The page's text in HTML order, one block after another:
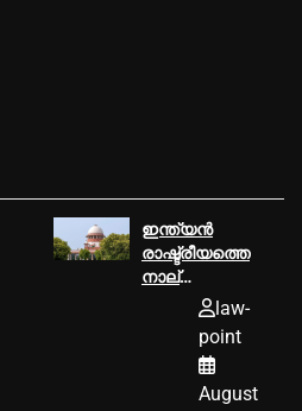
ഇന്ത്യൻ
രാഷ്ട്രീയത്തെ
നാല്
പതിറ്റാണ്ടോളം
ബോഫോഴ്‌സ്
തോക്ക് ഇടപാട്
അഴിമതിക്കേസ്;
law-
point
August